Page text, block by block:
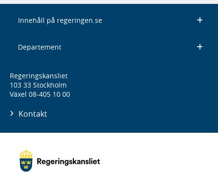
Innehåll på regeringen.se
Departement
Regeringskansliet
103 33 Stockholm
Växel 08-405 10 00
Kontakt